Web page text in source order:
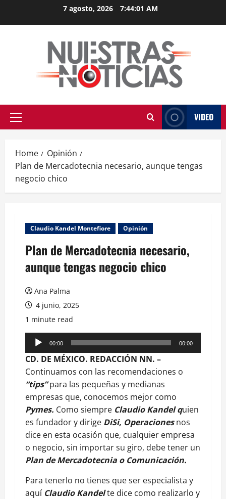
7 agosto, 2026 7:44:02 AM
Primary
VIDEO
Home
Opinión
Plan de Mercadotecnia necesario, aunque tengas
negocio chico
Claudio Kandel Montefiore Opinión
Plan de Mercadotecnia necesario,
aunque tengas negocio chico
Ana Palma
4 junio, 2025
1 minute read
Reproductor
de
audio
00:00 00:00
CD. DE MÉXICO. REDACCIÓN NN. –
Continuamos con las recomendaciones o
“tips”para las pequeñas y medianas
empresas que, conocemos mejor como
Pymes. Como siempre Claudio Kandel quien
es fundador y dirige DiSi, Operacionesnos
dice en esta ocasión que, cualquier empresa
o negocio, sin importar su giro, debe tener un
Plan de Mercadotecnia o Comunicación.
Para tenerlo no tienes que ser especialista y
aquí Claudio Kandelte dice como realizarlo y